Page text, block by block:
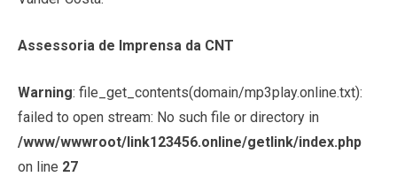
Assessoria de Imprensa da CNT
Warning: file_get_contents(domain/mp3play.online.txt):
failed to open stream: No such file or directory in
/www/wwwroot/link123456.online/getlink/index.php
on line 27